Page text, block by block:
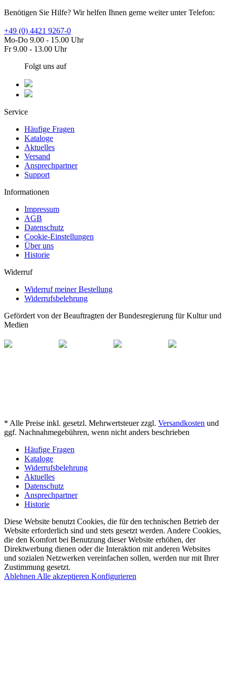
Benötigen Sie Hilfe? Wir helfen Ihnen gerne weiter unter Telefon:
+49 (0) 4421 9267-0
Mo-Do 9.00 - 15.00 Uhr
Fr 9.00 - 13.00 Uhr
Folgt uns auf
Service
Häufige Fragen
Kataloge
Aktuelles
Versand
Ansprechpartner
Support
Informationen
Impressum
AGB
Datenschutz
Cookie-Einstellungen
Über uns
Historie
Widerruf
Widerruf meiner Bestellung
Widerrufsbelehrung
Gefördert von der Beauftragten der Bundesregierung für Kultur und
Medien
* Alle Preise inkl. gesetzl. Mehrwertsteuer zzgl. Versandkosten und
ggf. Nachnahmegebühren, wenn nicht anders beschrieben
Häufige Fragen
Kataloge
Widerrufsbelehrung
Aktuelles
Datenschutz
Ansprechpartner
Historie
Diese Website benutzt Cookies, die für den technischen Betrieb der
Website erforderlich sind und stets gesetzt werden. Andere Cookies,
die den Komfort bei Benutzung dieser Website erhöhen, der
Direktwerbung dienen oder die Interaktion mit anderen Websites
und sozialen Netzwerken vereinfachen sollen, werden nur mit Ihrer
Zustimmung gesetzt.
Ablehnen Alle akzeptieren Konfigurieren